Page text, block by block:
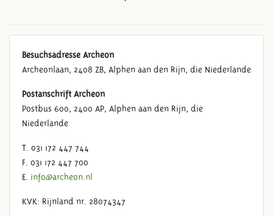
Besuchsadresse Archeon
Archeonlaan, 2408 ZB, Alphen aan den Rijn, die Niederlande
Postanschrift Archeon
Postbus 600, 2400 AP, Alphen aan den Rijn, die
Niederlande
T. 031 172 447 744
F. 031 172 447 700
E. info@archeon.nl
KVK: Rijnland nr. 28074347